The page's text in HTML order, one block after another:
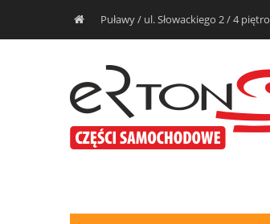
Puławy / ul. Słowackiego 2 / 4 piętro